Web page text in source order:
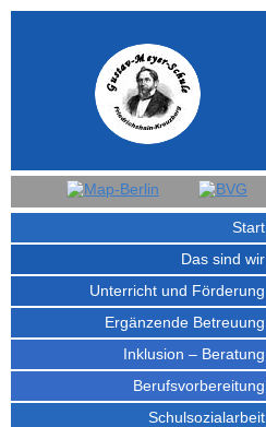
Start
Das sind wir
Unterricht und Förderung
Ergänzende Betreuung
Inklusion – Beratung
Berufsvorbereitung
Schulsozialarbeit